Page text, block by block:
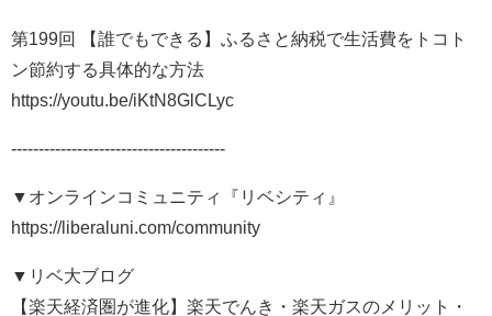
第199回 【誰でもできる】ふるさと納税で生活費をトコト
ン節約する具体的な方法
https://youtu.be/iKtN8GlCLyc
---------------------------------------
▼オンラインコミュニティ『リベシティ』
https://liberaluni.com/community
▼リベ大ブログ
【楽天経済圏が進化】楽天でんき・楽天ガスのメリット・